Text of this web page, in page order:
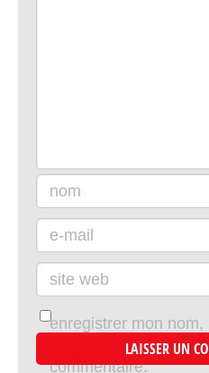
nom
e-mail
site web
enregistrer mon
site dans le
commentaire.